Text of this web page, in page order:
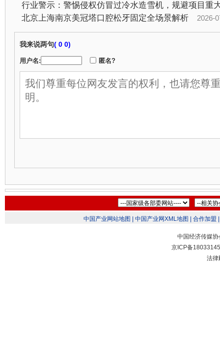
行业警示：警惕侵权仿冒过冷水造雪机，规避项目重
北京上海南京美冠塔口腔松牙固定全场景解析
2026-07-
我来说两句( 0 0)
用户名: 匿名?
中国产业网站地图 | 中国产业网XML地图 | 合作加盟 |
中国经济传媒
京ICP备
法